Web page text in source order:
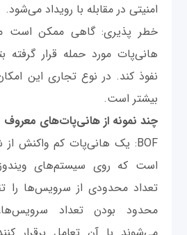
امنیتی در مقابله با رویداد می‌شود.
خطر پذیری: گاهی ممکن است
هانی‌پات مورد حمله قرار گرفته
نفوذ کند. در نوع تجاری این
بیشتر است.
چند نمونه از هانی‌پات‌های معروف
است که روی سیستم‌های
تعداد محدودی از سرویس‌ها را
محدود بودن تعداد